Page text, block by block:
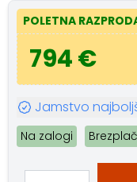
POLETNA
794 €
Jamstvo
Na zalogi